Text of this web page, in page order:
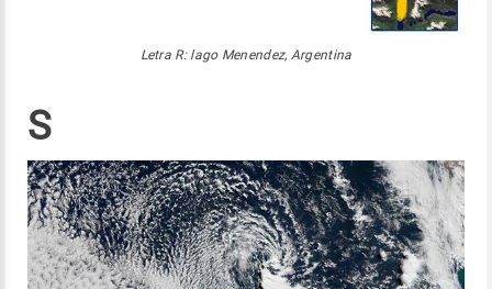
Letra R: lago Menendez, Argentina
S